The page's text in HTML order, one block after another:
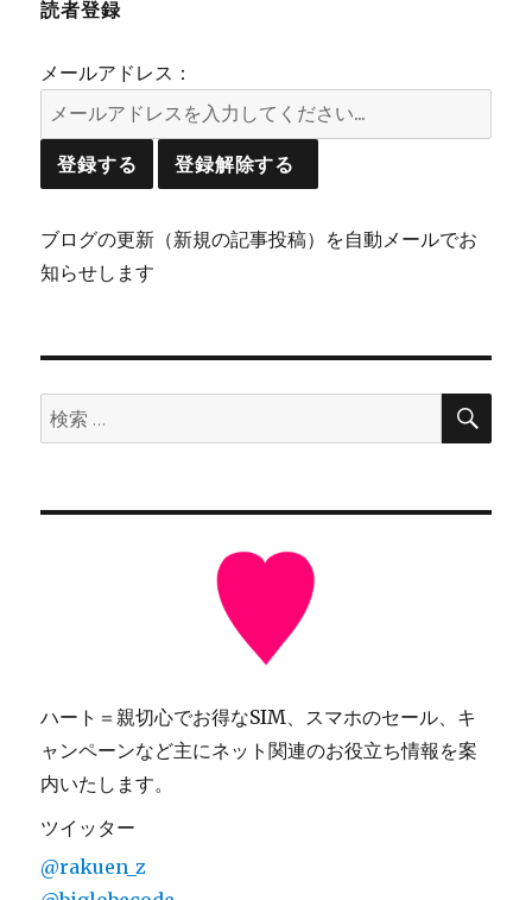
読者登録
メールアドレス：
ブログの更新（新規の記事投稿）を自動メールでお
知らせします
検
索:
検
ハート＝親切心でお得なSIM、スマホのセール、キ
ャンペーンなど主にネット関連のお役立ち情報を案
内いたします。
ツイッター
@rakuen_z